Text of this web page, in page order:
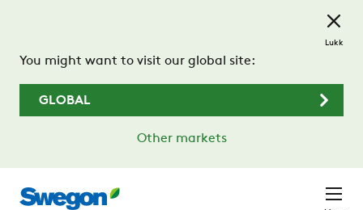
You might want to visit our global site:
GLOBAL
Other markets
Lukk